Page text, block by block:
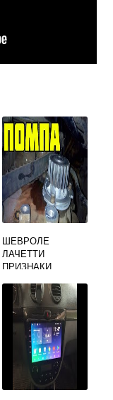
ШЕВРОЛЕ
ЛАЧЕТТИ
ПРИЗНАКИ
ПОМПЫ